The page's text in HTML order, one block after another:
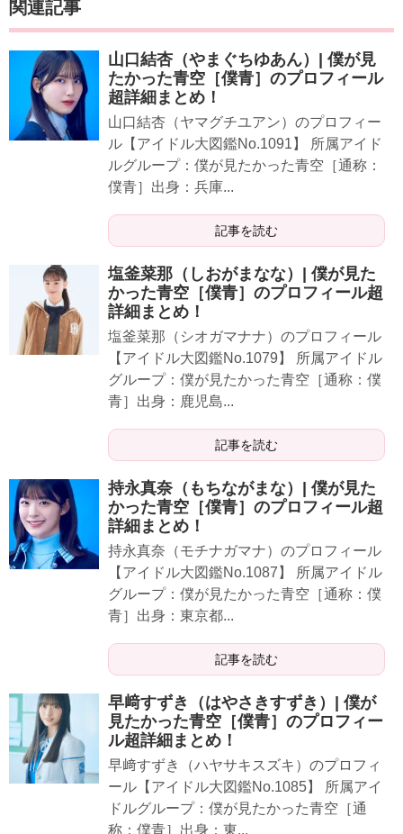
関連記事
山口結杏（やまぐちゆあん）| 僕が見
たかった青空［僕青］のプロフィール
超詳細まとめ！
山口結杏（ヤマグチユアン）のプロフィー
ル【アイドル大図鑑No.1091】 所属アイド
ルグループ：僕が見たかった青空［通称：
僕青］出身：兵庫...
記事を読む
塩釜菜那（しおがまなな）| 僕が見た
かった青空［僕青］のプロフィール超
詳細まとめ！
塩釜菜那（シオガマナナ）のプロフィール
【アイドル大図鑑No.1079】 所属アイドル
グループ：僕が見たかった青空［通称：僕
青］出身：鹿児島...
記事を読む
持永真奈（もちながまな）| 僕が見た
かった青空［僕青］のプロフィール超
詳細まとめ！
持永真奈（モチナガマナ）のプロフィール
【アイドル大図鑑No.1087】 所属アイドル
グループ：僕が見たかった青空［通称：僕
青］出身：東京都...
記事を読む
早﨑すずき（はやさきすずき）| 僕が
見たかった青空［僕青］のプロフィー
ル超詳細まとめ！
早﨑すずき（ハヤサキスズキ）のプロフィ
ール【アイドル大図鑑No.1085】 所属アイ
ドルグループ：僕が見たかった青空［通
称：僕青］出身：東...